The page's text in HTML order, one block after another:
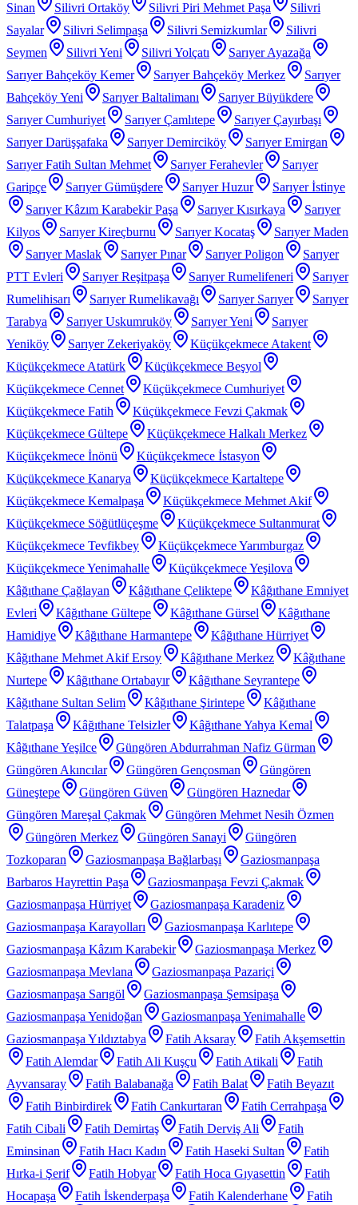
Sinan
Silivri Ortaköy Silivri Piri Mehmet Paşa
Silivri
Sayalar
Silivri Selimpaşa Silivri Semizkumlar
Silivri
Seymen
Silivri Yeni Silivri Yolçatı
Sarıyer Ayazağa
Sarıyer Bahçeköy Kemer
Sarıyer Bahçeköy Merkez
Sarıyer
Bahçeköy Yeni
Sarıyer Baltalimanı
Sarıyer Büyükdere
Sarıyer Cumhuriyet
Sarıyer Çamlıtepe
Sarıyer Çayırbaşı
Sarıyer Darüşşafaka
Sarıyer Demirciköy
Sarıyer Emirgan
Sarıyer Fatih Sultan Mehmet
Sarıyer Ferahevler
Sarıyer
Garipçe
Sarıyer Gümüşdere Sarıyer Huzur
Sarıyer İstinye
Sarıyer Kâzım Karabekir Paşa
Sarıyer Kısırkaya
Sarıyer
Kilyos
Sarıyer Kireçburnu Sarıyer Kocataş
Sarıyer Maden
Sarıyer Maslak
Sarıyer Pınar Sarıyer Poligon
Sarıyer
PTT Evleri
Sarıyer Reşitpaşa Sarıyer Rumelifeneri
Sarıyer
Rumelihisarı
Sarıyer Rumelikavağı Sarıyer Sarıyer
Sarıyer
Tarabya
Sarıyer Uskumruköy Sarıyer Yeni
Sarıyer
Yeniköy
Sarıyer Zekeriyaköy
Küçükçekmece Atakent
Küçükçekmece Atatürk
Küçükçekmece Beşyol
Küçükçekmece Cennet
Küçükçekmece Cumhuriyet
Küçükçekmece Fatih
Küçükçekmece Fevzi Çakmak
Küçükçekmece Gültepe
Küçükçekmece Halkalı Merkez
Küçükçekmece İnönü
Küçükçekmece İstasyon
Küçükçekmece Kanarya
Küçükçekmece Kartaltepe
Küçükçekmece Kemalpaşa
Küçükçekmece Mehmet Akif
Küçükçekmece Söğütlüçeşme
Küçükçekmece Sultanmurat
Küçükçekmece Tevfikbey
Küçükçekmece Yarımburgaz
Küçükçekmece Yenimahalle
Küçükçekmece Yeşilova
Kâğıthane Çağlayan
Kâğıthane Çeliktepe
Kâğıthane Emniyet
Evleri
Kâğıthane Gültepe Kâğıthane Gürsel
Kâğıthane
Hamidiye
Kâğıthane Harmantepe
Kâğıthane Hürriyet
Kâğıthane Mehmet Akif Ersoy
Kâğıthane Merkez
Kâğıthane
Nurtepe
Kâğıthane Ortabayır
Kâğıthane Seyrantepe
Kâğıthane Sultan Selim
Kâğıthane Şirintepe
Kâğıthane
Talatpaşa
Kâğıthane Telsizler
Kâğıthane Yahya Kemal
Kâğıthane Yeşilce
Güngören Abdurrahman Nafiz Gürman
Güngören Akıncılar
Güngören Gençosman
Güngören
Güneştepe
Güngören Güven
Güngören Haznedar
Güngören Mareşal Çakmak
Güngören Mehmet Nesih Özmen
Güngören Merkez
Güngören Sanayi
Güngören
Tozkoparan
Gaziosmanpaşa Bağlarbaşı
Gaziosmanpaşa
Barbaros Hayrettin Paşa
Gaziosmanpaşa Fevzi Çakmak
Gaziosmanpaşa Hürriyet
Gaziosmanpaşa Karadeniz
Gaziosmanpaşa Karayolları
Gaziosmanpaşa Karlıtepe
Gaziosmanpaşa Kâzım Karabekir
Gaziosmanpaşa Merkez
Gaziosmanpaşa Mevlana
Gaziosmanpaşa Pazariçi
Gaziosmanpaşa Sarıgöl
Gaziosmanpaşa Şemsipaşa
Gaziosmanpaşa Yenidoğan
Gaziosmanpaşa Yenimahalle
Gaziosmanpaşa Yıldıztabya
Fatih Aksaray
Fatih Akşemsettin
Fatih Alemdar
Fatih Ali Kuşçu Fatih Atikali
Fatih
Ayvansaray
Fatih Balabanağa Fatih Balat
Fatih Beyazıt
Fatih Binbirdirek
Fatih Cankurtaran
Fatih Cerrahpaşa
Fatih Cibali
Fatih Demirtaş Fatih Derviş Ali
Fatih
Eminsinan
Fatih Hacı Kadın Fatih Haseki Sultan
Fatih
Hırka-i Şerif
Fatih Hobyar Fatih Hoca Gıyasettin
Fatih
Hocapaşa
Fatih İskenderpaşa Fatih Kalenderhane Fatih